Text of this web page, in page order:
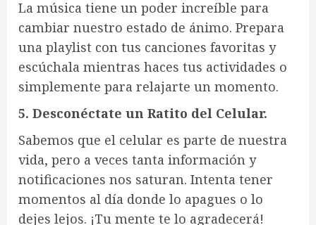
La música tiene un poder increíble para
cambiar nuestro estado de ánimo. Prepara
una playlist con tus canciones favoritas y
escúchala mientras haces tus actividades o
simplemente para relajarte un momento.
5. Desconéctate un Ratito del Celular.
Sabemos que el celular es parte de nuestra
vida, pero a veces tanta información y
notificaciones nos saturan. Intenta tener
momentos al día donde lo apagues o lo
dejes lejos. ¡Tu mente te lo agradecerá!